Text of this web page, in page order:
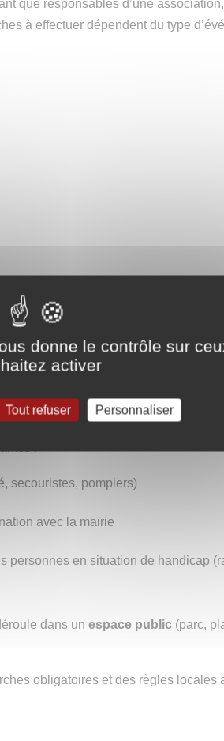
que responsables d’une
à effectuer dépendent du type
:
secouristes, pompiers)
avec la mairie
en situation de handicap
dans un espace public (parc,
obligatoires et des règles locales
donne le contrôle sur
activer
Tout refuser Personnaliser